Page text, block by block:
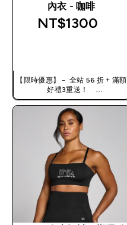
內衣 - 咖啡
NT$1300‎
【限時優惠】－ 全站 56 折 + 滿額
好禮3重送！
使用優惠碼，獲得額外折扣：
TW56